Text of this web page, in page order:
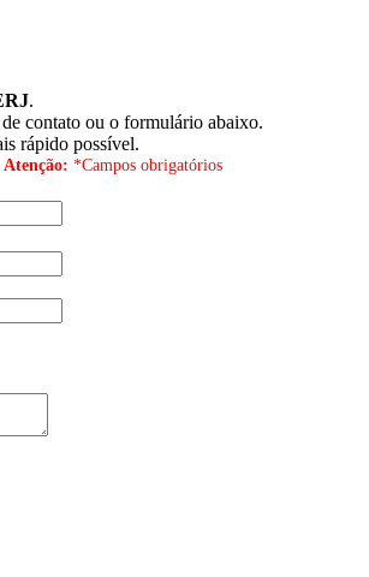
.
contato ou o formulário abaixo.
rápido possível.
Atenção: *Campos obrigatórios